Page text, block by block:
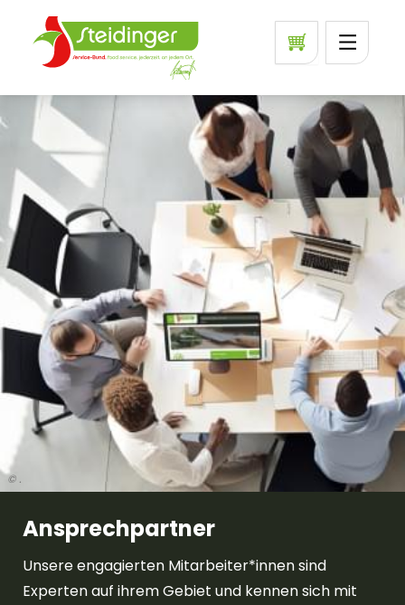
© .
Ansprechpartner
Unsere engagierten Mitarbeiter*innen sind
Experten auf ihrem Gebiet und kennen sich mit